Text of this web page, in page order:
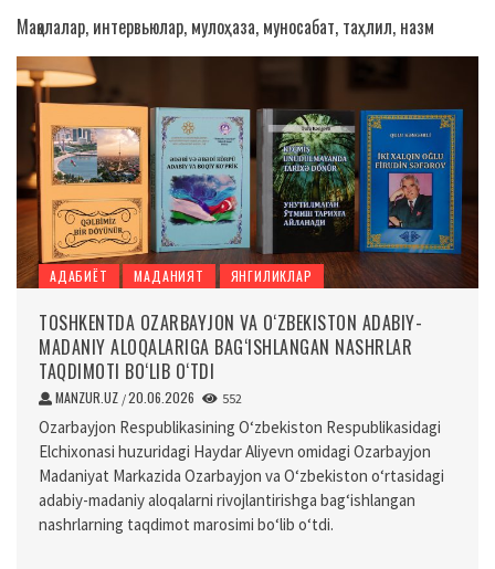
Мақолалар, интервьюлар, мулоҳаза, муносабат, таҳлил, назм
АДАБИЁТ МАДАНИЯТ ЯНГИЛИКЛАР
TOSHKENTDA OZARBAYJON VA O‘ZBEKISTON ADABIY-
MADANIY ALOQALARIGA BAG‘ISHLANGAN NASHRLAR
TAQDIMOTI BO‘LIB O‘TDI
MANZUR.UZ /20.06.2026 552
Ozarbayjon Respublikasining O‘zbekiston Respublikasidagi
Elchixonasi huzuridagi Haydar Aliyevn omidagi Ozarbayjon
Madaniyat Markazida Ozarbayjon va O‘zbekiston o‘rtasidagi
adabiy-madaniy aloqalarni rivojlantirishga bag‘ishlangan
nashrlarning taqdimot marosimi bo‘lib o‘tdi.